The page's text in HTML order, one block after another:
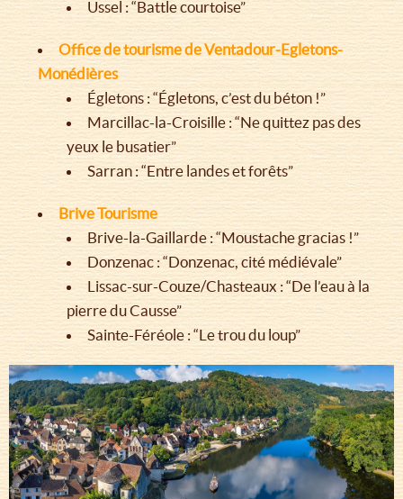
Ussel : “Battle courtoise”
Office de tourisme de Ventadour-Egletons-
Monédières
Égletons : “Égletons, c’est du béton !”
Marcillac-la-Croisille : “Ne quittez pas des
yeux le busatier”
Sarran : “Entre landes et forêts”
Brive Tourisme
Brive-la-Gaillarde : “Moustache gracias !”
Donzenac : “Donzenac, cité médiévale”
Lissac-sur-Couze/Chasteaux : “De l’eau à la
pierre du Causse”
Sainte-Féréole : “Le trou du loup”